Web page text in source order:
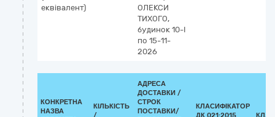
еквівалент)
ОЛЕКСИ
ТИХОГО,
будинок 10-І
по 15-11-
2026
КОНКРЕТНА
НАЗВА
КІЛЬКІСТЬ
АДРЕСА
ДОСТАВКИ /
СТРОК
ПОСТАВКИ/
КЛАСИФІКАТОР